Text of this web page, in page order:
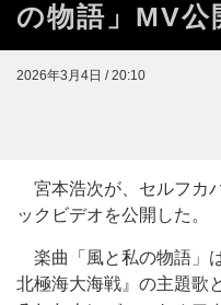
の物語」MV公
2026年3月4日 / 20:10
宮本浩次が、セルフカ
ックビデオを公開した。
楽曲「風と私の物語」
北極海大海戦』の主題歌